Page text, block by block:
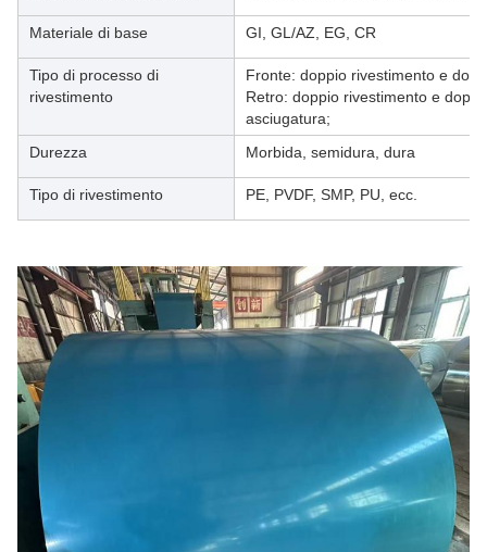
Materiale di base GI, GL/AZ, EG, CR
Tipo di processo di
rivestimento
Fronte: doppio rivestimento e
Retro: doppio rivestimento e
asciugatura;
Durezza
Morbida, semidura, dura
Tipo di rivestimento PE, PVDF, SMP, PU, ecc.